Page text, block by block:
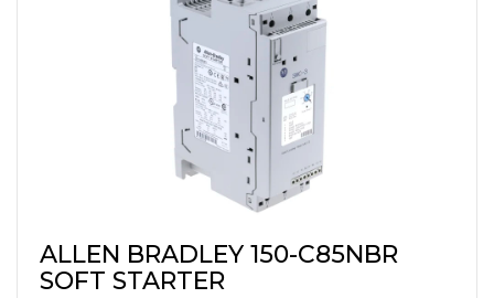
ALLEN BRADLEY 150-C85NBR
SOFT STARTER